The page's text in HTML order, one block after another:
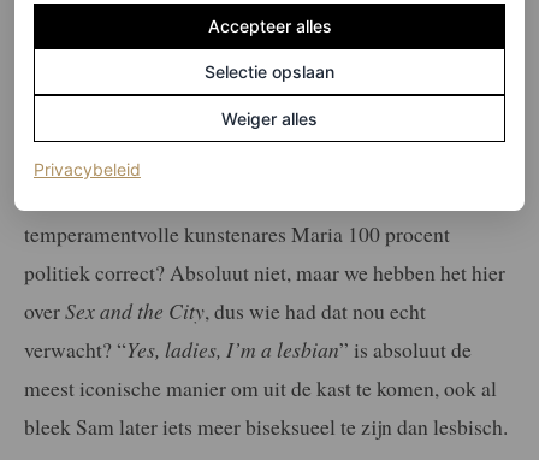
Samantha’s lesbische verhaallijn
temperamentvolle kunstenares Maria 100 procent
politiek correct? Absoluut niet, maar we hebben het hier
overSex and the City, dus wie had dat nou echt
verwacht? “Yes, ladies, I’m a lesbian” is absoluut de
meest iconische manier om uit de kast te komen, ook al
bleek Sam later iets meer biseksueel te zijn dan lesbisch.
Accepteer alles
Selectie opslaan
Weiger alles
Privacybeleid